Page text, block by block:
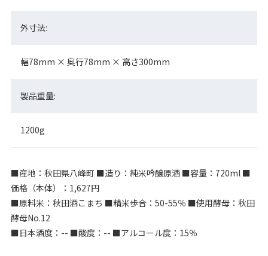
外寸法:
幅78mm × 奥行78mm × 高さ300mm
製品重量:
1200g
■産地：秋田県八峰町 ■造り：純米吟醸原酒 ■容量：720ml ■
価格（本体）：1,627円
■原料米：秋田酒こまち ■精米歩合：50-55％ ■使用酵母：秋田
酵母No.12
■日本酒度：-- ■酸度：-- ■アルコール度：15％